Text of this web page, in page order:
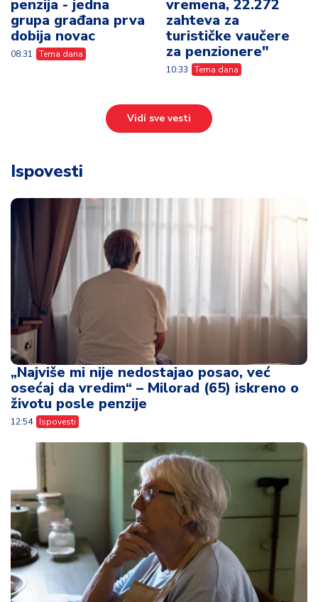
penzija - jedna
grupa građana prva
dobija novac
08:31 Tema dana
vremena, 22.272
zahteva za
turističke vaučere
za penzionere"
10:33 Tema dana
Vidi sve vesti
Ispovesti
„Najviše mi nije nedostajao posao, već
osećaj da vredim“ – Milorad (65) iskreno o
životu posle penzije
12:54 Ispovesti